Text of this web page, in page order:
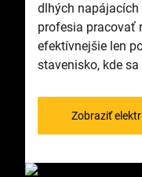
dlhých napájacích
profesia pracovať
efektívnejšie len
stavenisko, kde sa
Zobraziť